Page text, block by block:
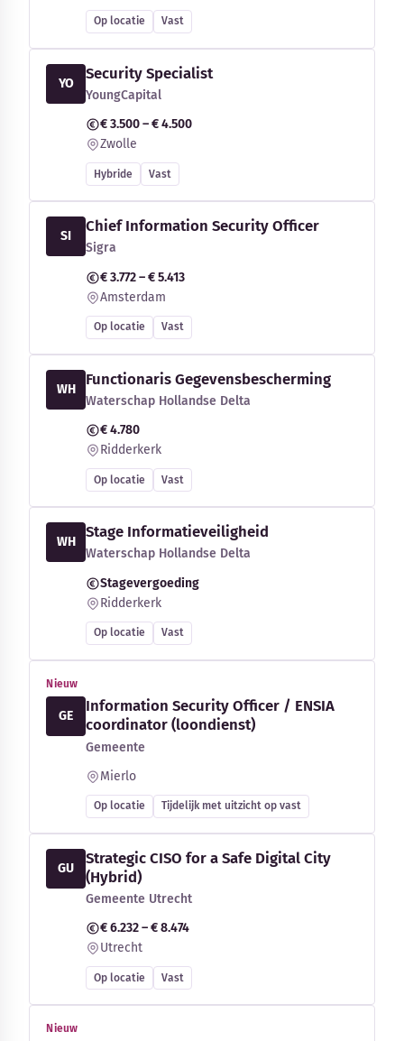
Op locatie Vast
YO
Security Specialist
YoungCapital
€ 3.500 – € 4.500
Zwolle
Hybride Vast
SI
Chief Information Security Officer
Sigra
€ 3.772 – € 5.413
Amsterdam
Op locatie Vast
WH
Functionaris Gegevensbescherming
Waterschap Hollandse Delta
€ 4.780
Ridderkerk
Op locatie Vast
WH
Stage Informatieveiligheid
Waterschap Hollandse Delta
Stagevergoeding
Ridderkerk
Op locatie Vast
Nieuw
GE
Information Security Officer / ENSIA
coordinator (loondienst)
Gemeente
Mierlo
Op locatie Tijdelijk met uitzicht op vast
GU
Strategic CISO for a Safe Digital City
(Hybrid)
Gemeente Utrecht
€ 6.232 – € 8.474
Utrecht
Op locatie Vast
Nieuw